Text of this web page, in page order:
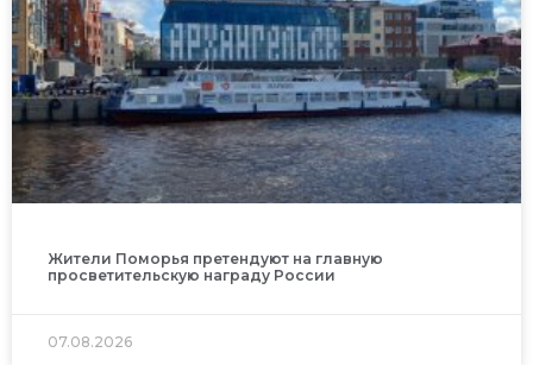
Жители Поморья претендуют на главную
просветительскую награду России
07.08.2026